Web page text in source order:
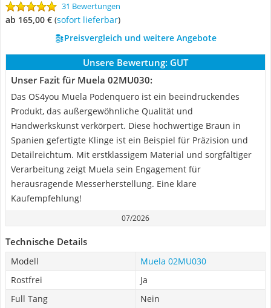
31 Bewertungen
ab 165,00 € ( Sofort lieferbar)
Preisvergleich und weitere Angebote
Unsere Bewertung: GUT
Unser Fazit für Muela 02MU030:
Das OS4you Muela Podenquero ist ein beeindruckendes
Produkt, das außergewöhnliche Qualität und
Handwerkskunst verkörpert. Diese hochwertige Braun in
Spanien gefertigte Klinge ist ein Beispiel für Präzision und
Detailreichtum. Mit erstklassigem Material und sorgfältiger
Verarbeitung zeigt Muela sein Engagement für
herausragende Messerherstellung. Eine klare
Kaufempfehlung!
07/2026
Technische Details
Modell
Muela 02MU030
Rostfrei
Ja
Full Tang
Nein